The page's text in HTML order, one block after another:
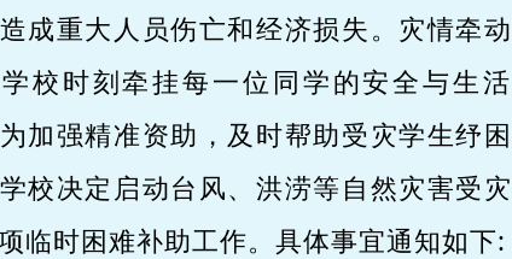
成重大人员伤亡和经济损失。灾情牵
校时刻牵挂每一位同学的安全与生
加强精准资助，及时帮助受灾学生纾
校决定启动台风、洪涝等自然灾害受
临时困难补助工作。具体事宜通知如下: